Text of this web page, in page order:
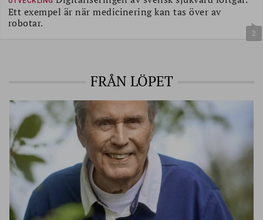
Ett exempel är när medicinering kan tas över av
robotar.
2
FRÅN LÖPET